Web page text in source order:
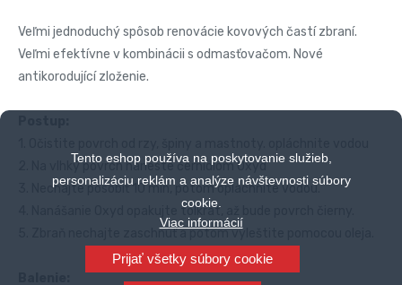
Tento eshop používa na poskytovanie služieb,
personalizáciu reklám a analýze návštevnosti súbory
cookie.
Viac informácií
Prijať všetky súbory cookie
Veľmi jednoduchý spôsob renovácie kovových častí zbraní.
Veľmi efektívne v kombinácii s odmasťovačom. Nové
antikorodující zloženie.
2. Na vlhký povrch naneste černidlom Oxyd
3. Nechajte pôsobiť 10 min, potom opláchnite vodou.
4. Nanášanie Oxyd opakujte tolkrát, až bude povrch čierny.
5. Zbraň nechajte zaschnúť a potom vyleštite pomocou oleja.